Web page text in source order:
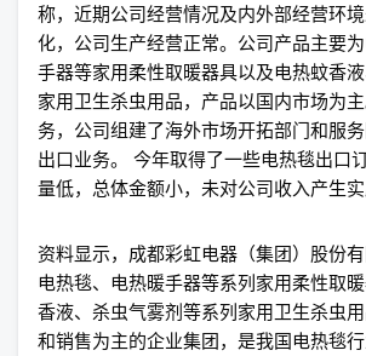
称，近期公司经营情况及内外部经营环
化，公司生产经营正常。公司产品主要
手器等家用柔性取暖器具以及电热蚊香
家用卫生杀虫用品，产品以国内市场为
务，公司组建了海外市场开拓部门和服
出口业务。 今年取得了一些电热毯出口
量低，总体金额小，未对公司收入产生实
资料显示，成都彩虹电器（集团）股份
电热毯、电热暖手器等系列家用柔性取
香液、杀虫气雾剂等系列家用卫生杀虫
和销售为主的企业集团，是我国电热毯行